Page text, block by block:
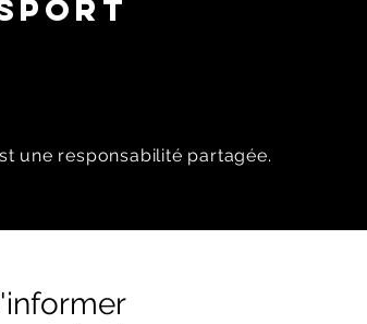
une responsabilité partagée.